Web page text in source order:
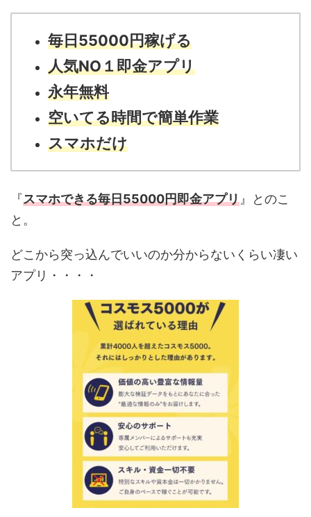
毎日55000円稼げる
人気NO１即金アプリ
永年無料
空いてる時間で簡単作業
スマホだけ
『スマホできる毎日55000円即金アプリ 』とのこ
と。
どこから突っ込んでいいのか分からないくらい凄い
アプリ・・・・